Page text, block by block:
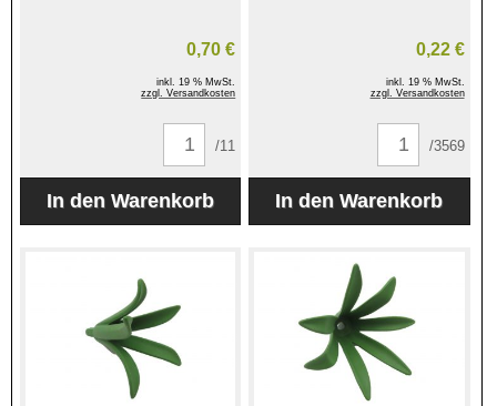
0,70 €
inkl. 19 % MwSt.
zzgl. Versandkosten
/11
0,22 €
inkl. 19 % MwSt.
zzgl. Versandkosten
/3569